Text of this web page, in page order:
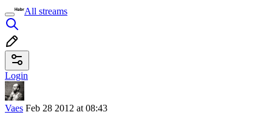
All streams
Login
Vaes Feb 28 2012 at 08:43